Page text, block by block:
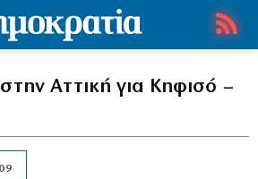
Αττική για Κηφισό –